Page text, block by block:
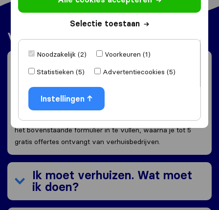
Selectie toestaan
Noodzakelijk (2)
Voorkeuren (1)
Statistieken (5)
Advertentiecookies (5)
Instellingen
Veelgestelde vragen
kosten vrijwel nooit accuraat. Daarom hebben we voor jou
een snelle en gemakkelijke manier gecreëerd om offertes te
ontvangen speciaal voor jouw verhuizing. Je hoeft alleen
het bovenstaande formulier in te vullen, waarna je tot 5
gratis offertes ontvangt van verhuisbedrijven.
Ik moet verhuizen. Wat moet
ik doen?